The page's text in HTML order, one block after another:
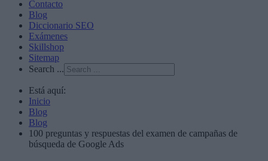
Contacto
Blog
Diccionario SEO
Exámenes
Skillshop
Sitemap
Search ...
Está aquí:
Inicio
Blog
Blog
100 preguntas y respuestas del examen de campañas de
búsqueda de Google Ads